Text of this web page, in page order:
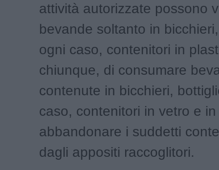
attività autorizzate possono
bevande soltanto in
ogni caso, contenitori in
chiunque, di consumare
contenute in bicchieri,
caso, contenitori in vetro e
abbandonare i suddetti
dagli appositi raccoglitori.